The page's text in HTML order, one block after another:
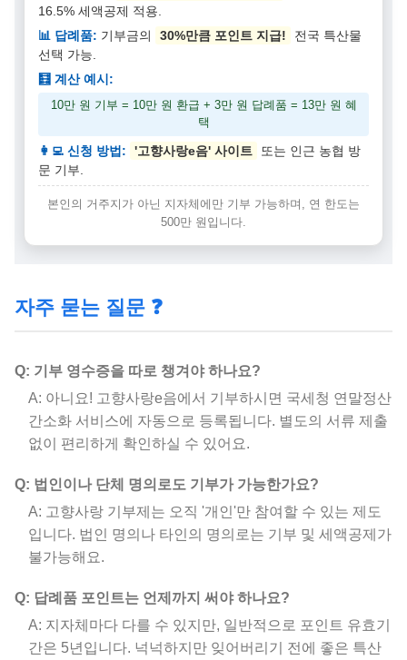
16.5% 세액공제 적용.
📊 답례품: 기부금의 30%만큼 포인트 지급!
전국 특산물
선택 가능.
🧮 계산 예시:
10만 원 기부 = 10만 원 환급 + 3만 원 답례품 = 13만 원 혜
택
👩‍💻 신청 방법: '고향사랑e음' 사이트
또는 인근 농협 방
문 기부.
본인의 거주지가 아닌 지자체에만 기부 가능하며, 연 한도는
500만 원입니다.
자주 묻는 질문 ❓
Q: 기부 영수증을 따로 챙겨야 하나요?
A: 아니요! 고향사랑e음에서 기부하시면 국세청 연말정산
간소화 서비스에 자동으로 등록됩니다. 별도의 서류 제출
없이 편리하게 확인하실 수 있어요.
Q: 법인이나 단체 명의로도 기부가 가능한가요?
A: 고향사랑 기부제는 오직 '개인'만 참여할 수 있는 제도
입니다. 법인 명의나 타인의 명의로는 기부 및 세액공제가
불가능해요.
Q: 답례품 포인트는 언제까지 써야 하나요?
A: 지자체마다 다를 수 있지만, 일반적으로 포인트 유효기
간은 5년입니다. 넉넉하지만 잊어버리기 전에 좋은 특산